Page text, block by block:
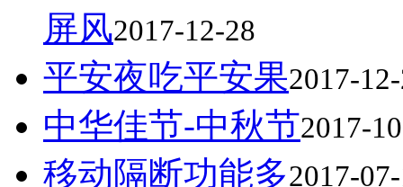
屏风2017-12-28
平安夜吃平安果2017-
中华佳节-中秋节2017-
移动隔断功能多2017-